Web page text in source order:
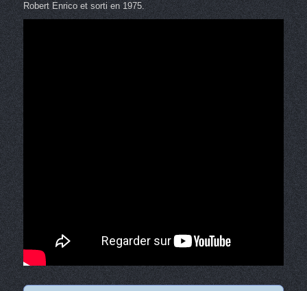
Robert Enrico et sorti en 1975.